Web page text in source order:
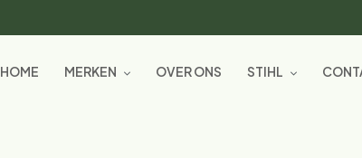
HOME MERKEN OVER ONS STIHL